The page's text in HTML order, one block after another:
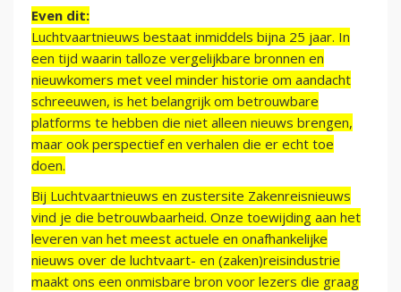
Even dit:
Luchtvaartnieuws bestaat inmiddels bijna 25 jaar. In
een tijd waarin talloze vergelijkbare bronnen en
nieuwkomers met veel minder historie om aandacht
schreeuwen, is het belangrijk om betrouwbare
platforms te hebben die niet alleen nieuws brengen,
maar ook perspectief en verhalen die er echt toe
doen.
Bij Luchtvaartnieuws en zustersite Zakenreisnieuws
vind je die betrouwbaarheid. Onze toewijding aan het
leveren van het meest actuele en onafhankelijke
nieuws over de luchtvaart- en (zaken)reisindustrie
maakt ons een onmisbare bron voor lezers die graag